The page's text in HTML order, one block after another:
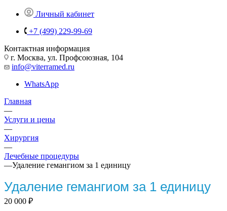
Личный кабинет
+7 (499) 229-99-69
Контактная информация
г. Москва, ул. Профсоюзная, 104
info@viterramed.ru
WhatsApp
Главная
—
Услуги и цены
—
Хирургия
—
Лечебные процедуры
—Удаление гемангиом за 1 единицу
Удаление гемангиом за 1 единицу
20 000 ₽